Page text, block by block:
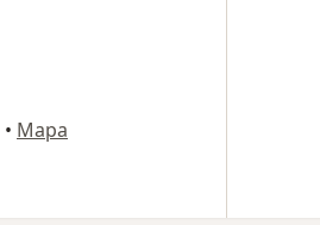
• Mapa